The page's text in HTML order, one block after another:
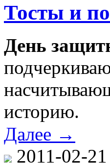
Тосты и
День
историю.
Далее →
2011-02-21